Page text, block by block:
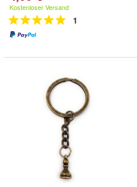
Kostenloser Versand
1